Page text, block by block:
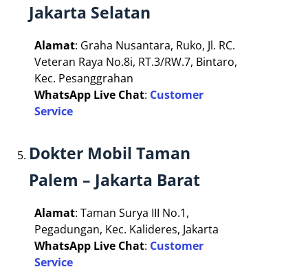
Jakarta Selatan
Alamat: Graha Nusantara, Ruko, Jl. RC.
Veteran Raya No.8i, RT.3/RW.7, Bintaro,
Kec. Pesanggrahan
WhatsApp Live Chat: Customer
Service
Dokter Mobil Taman
Palem – Jakarta Barat
Alamat: Taman Surya III No.1,
Pegadungan, Kec. Kalideres, Jakarta
WhatsApp Live Chat: Customer
Service